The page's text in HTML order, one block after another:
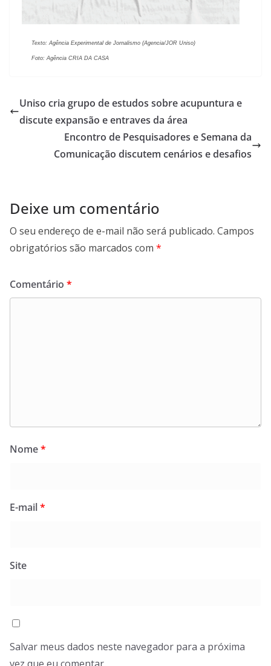
Texto: Agência Experimental de Jornalismo (Agencia/JOR Uniso)
Foto: Agência CRIA DA CASA
Uniso cria grupo de estudos sobre acupuntura e
discute expansão e entraves da área
Encontro de Pesquisadores e Semana da
Comunicação discutem cenários e desafios
Deixe um comentário
O seu endereço de e-mail não será publicado. Campos
obrigatórios são marcados com *
Comentário *
Nome*
E-mail*
Site
Salvar meus dados neste navegador para a próxima